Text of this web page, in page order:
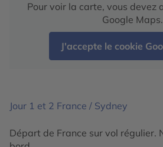
Pour voir la carte, vous devez
Google Maps.
J'accepte le cookie
Jour 1 et 2 France / Sydney
Départ de France sur vol régulier.